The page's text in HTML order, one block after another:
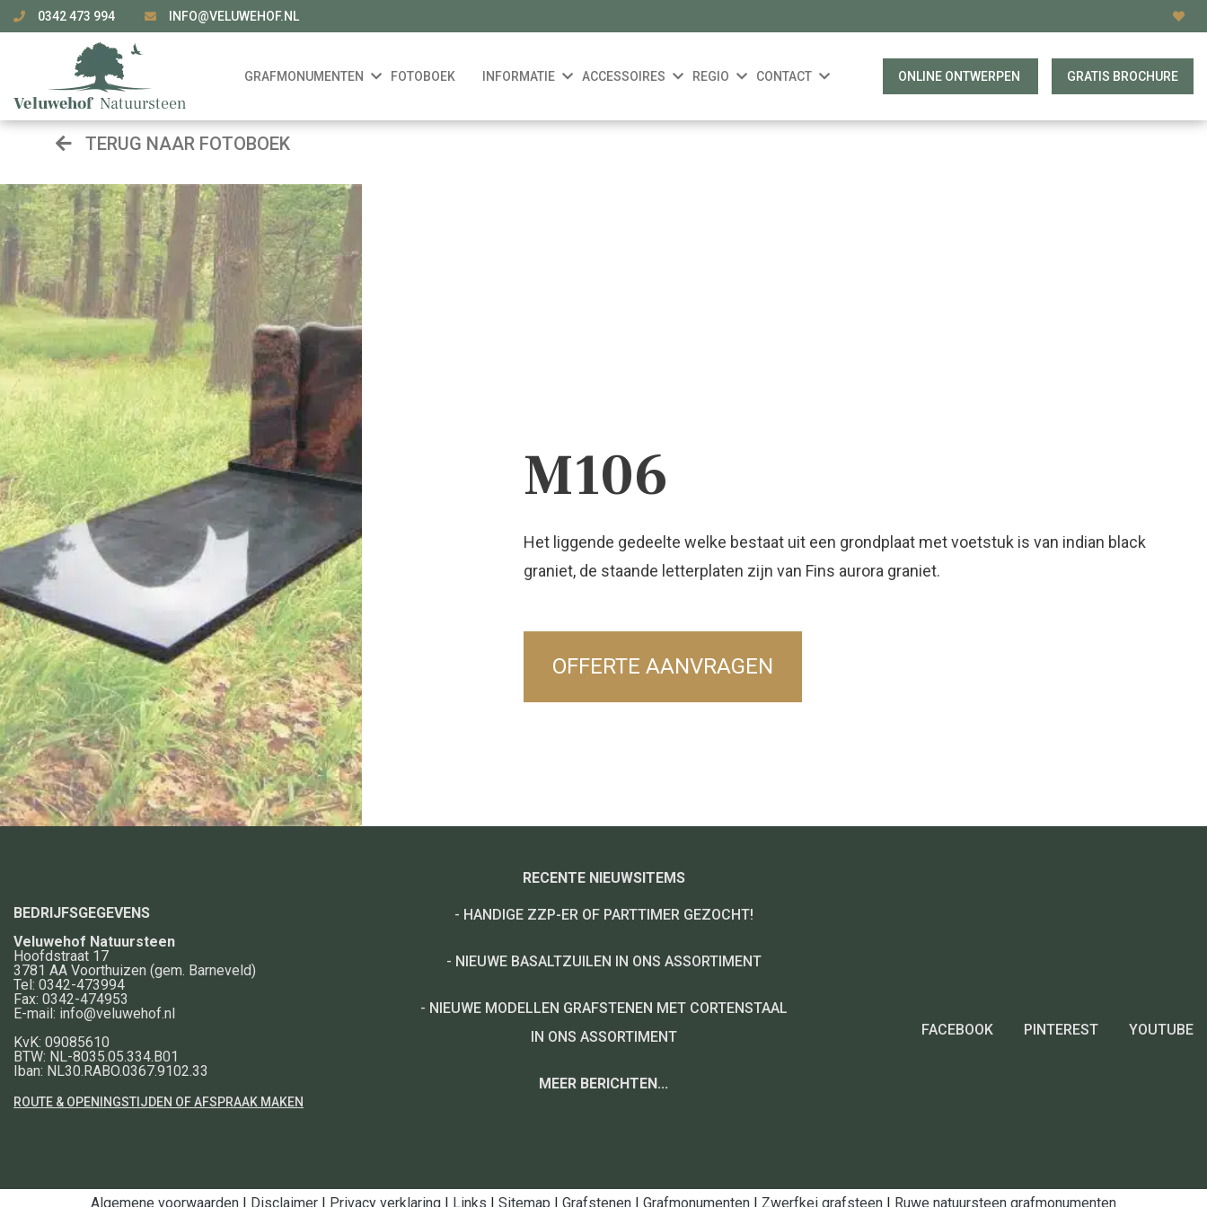
0342 473 994 INFO@VELUWEHOF.NL
GRAFMONUMENTEN FOTOBOEK INFORMATIE ACCESSOIRES REGIO CONTACT ONLINE ONTWERPEN GRATIS BROCHURE
TERUG NAAR FOTOBOEK
M106
Het liggende gedeelte welke bestaat uit een grondplaat met voetstuk is van indian black
graniet, de staande letterplaten zijn van Fins aurora graniet.
OFFERTE AANVRAGEN
BEDRIJFSGEGEVENS
Veluwehof Natuursteen
Hoofdstraat 17
3781 AA Voorthuizen (gem. Barneveld)
Tel: 0342-473994
Fax: 0342-474953
E-mail: info@veluwehof.nl
KvK: 09085610
BTW: NL-8035.05.334.B01
Iban: NL30.RABO.0367.9102.33
ROUTE & OPENINGSTIJDEN OF AFSPRAAK MAKEN
RECENTE NIEUWSITEMS
- HANDIGE ZZP-ER OF PARTTIMER GEZOCHT!
- NIEUWE BASALTZUILEN IN ONS ASSORTIMENT
- NIEUWE MODELLEN GRAFSTENEN MET CORTENSTAAL
IN ONS ASSORTIMENT
MEER BERICHTEN...
FACEBOOK PINTEREST YOUTUBE
Algemene voorwaarden | Disclaimer | Privacy verklaring | Links | Sitemap | Grafstenen | Grafmonumenten | Zwerfkei grafsteen | Ruwe natuursteen grafmonumenten